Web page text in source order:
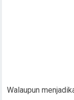
Walaupun